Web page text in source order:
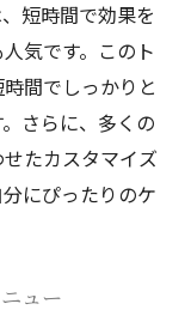
短時間で効果を
気です。このト
間でしっかりと
さらに、多くの
たカスタマイズ
にぴったりのケ
ュー